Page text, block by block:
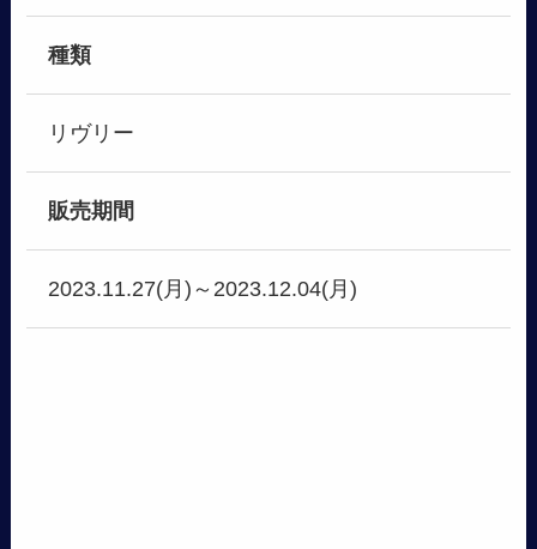
種類
リヴリー
販売期間
2023.11.27(月)～2023.12.04(月)